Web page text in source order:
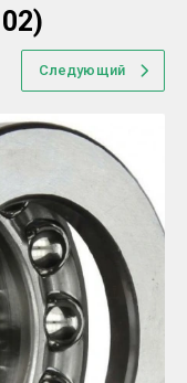
Следующий